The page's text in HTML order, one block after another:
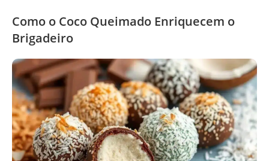
Como o Coco Queimado Enriquecem o
Brigadeiro